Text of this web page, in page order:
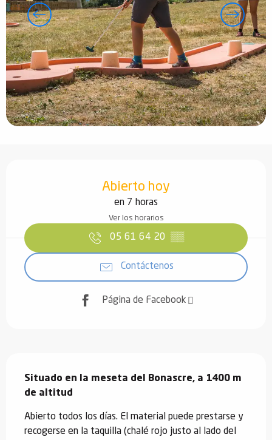
Abierto hoy
en 7 horas
Ver los horarios
05 61 64 20 ▒▒
Contáctenos
Página de Facebook
Situado en la meseta del Bonascre, a 1400 m
de altitud
Abierto todos los días. El material puede prestarse y
recogerse en la taquilla (chalé rojo justo al lado del